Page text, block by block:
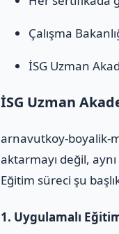
Çalışma
İSG Uzman
İSG Uzman
arnavutkoy-boyalik-
aktarmayı değil,
Eğitim süreci şu
1. Uygulamalı